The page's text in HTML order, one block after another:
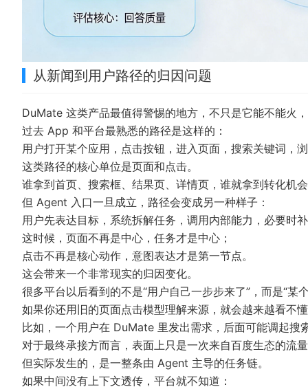
从新闻到用户路径的归因问题
DuMate 这类产品最值得警惕的地方，不只是它能不能火
过去 App 和平台最熟悉的路径是这样的：
用户打开某个应用，点击按钮，进入页面，搜索关键词，
这类路径的核心单位是页面和点击。
谁拿到首页、搜索框、结果页、详情页，谁就拿到转化机
但 Agent 入口一旦成立，路径会变成另一种样子：
用户先表达目标，系统拆解任务，调用内部能力，必要时
这时候，页面不再是中心，任务才是中心；
点击不再是核心动作，意图表达才是第一节点。
这会带来一个非常现实的归因变化。
很多平台以后看到的不是“用户自己一步步来了”，而是“某
如果你还用旧的页面点击模型理解来源，就会越来越看不
比如，一个用户在 DuMate 里发出需求，后面可能调起
对于最终承接方而言，表面上只是一次来自百度生态的流
但实际发生的，是一整条由 Agent 主导的任务链。
如果中间没有上下文透传，平台就不知道：